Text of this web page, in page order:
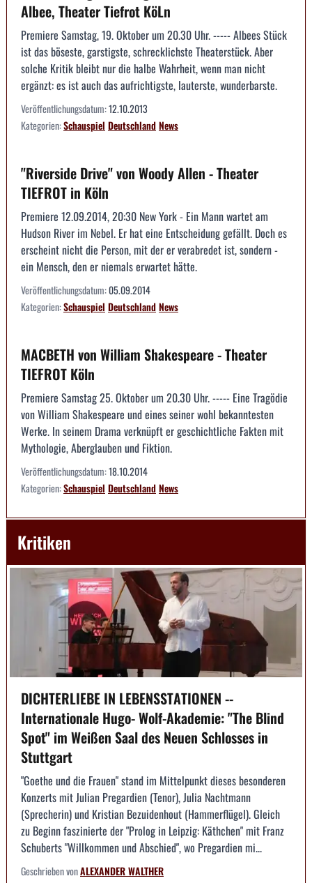
Albee, Theater Tiefrot KöLn
Premiere Samstag, 19. Oktober um 20.30 Uhr. ----- Albees Stück
ist das böseste, garstigste, schrecklichste Theaterstück. Aber
solche Kritik bleibt nur die halbe Wahrheit, wenn man nicht
ergänzt: es ist auch das aufrichtigste, lauterste, wunderbarste.
Veröffentlichungsdatum:12.10.2013
Kategorien:Schauspiel DeutschlandNews
"Riverside Drive" von Woody Allen - Theater
TIEFROT in Köln
Premiere 12.09.2014, 20:30 New York - Ein Mann wartet am
Hudson River im Nebel. Er hat eine Entscheidung gefällt. Doch es
erscheint nicht die Person, mit der er verabredet ist, sondern -
ein Mensch, den er niemals erwartet hätte.
Veröffentlichungsdatum:05.09.2014
Kategorien:Schauspiel DeutschlandNews
MACBETH von William Shakespeare - Theater
TIEFROT Köln
Premiere Samstag 25. Oktober um 20.30 Uhr. ----- Eine Tragödie
von William Shakespeare und eines seiner wohl bekanntesten
Werke. In seinem Drama verknüpft er geschichtliche Fakten mit
Mythologie, Aberglauben und Fiktion.
Veröffentlichungsdatum:18.10.2014
Kategorien:Schauspiel DeutschlandNews
Kritiken
DICHTERLIEBE IN LEBENSSTATIONEN --
Internationale Hugo- Wolf-Akademie: "The Blind
Spot" im Weißen Saal des Neuen Schlosses in
Stuttgart
"Goethe und die Frauen" stand im Mittelpunkt dieses besonderen
Konzerts mit Julian Pregardien (Tenor), Julia Nachtmann
(Sprecherin) und Kristian Bezuidenhout (Hammerflügel). Gleich
zu Beginn faszinierte der "Prolog in Leipzig: Käthchen" mit Franz
Schuberts "Willkommen und Abschied", wo Pregardien mi...
Geschrieben vonALEXANDER WALTHER